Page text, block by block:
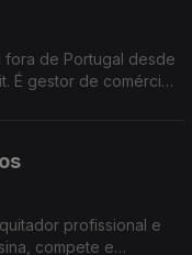
fora de Portugal desde
É gestor de comércio
profissional e
compete e